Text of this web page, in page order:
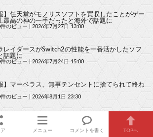
】任天堂がモノリスソフトを買収したことがゲー
最高の神の一手だったと海外で話題に
のビュー 2026年7月27日 13:00
レイダースがSwitch2の性能を一番活かしたソフ
話題に
のビュー 2026年7月24日 15:00
】マーベラス、無事テンセントに捨てられて終わ
のビュー 2026年8月1日 23:30
】ゼルダの伝説 時のオカリナリメイク「時を越
蘇る」
件のビュー 2026年7月26日 19:00
メニュー コメントを書く TOPへ